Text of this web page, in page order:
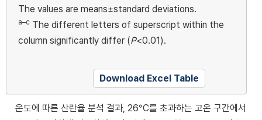
The values are means±standard deviations.
a–c The different letters of superscript within the
column significantly differ (P<0.01).
Download Excel Table
온도에 따른 산란율 분석 결과, 26°C를 초과하는 고온 구간에서